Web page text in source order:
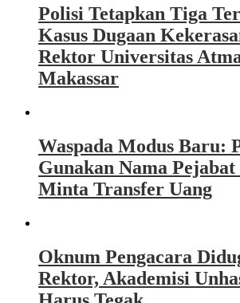
Polisi Tetapkan Tiga
Kasus Dugaan
Rektor Universitas
Makassar
Waspada Modus Baru:
Gunakan Nama
Minta Transfer Uang
Oknum Pengacara
Rektor, Akademisi